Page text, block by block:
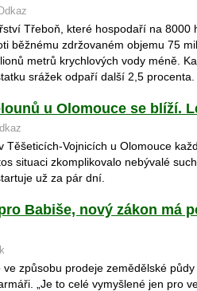
Třeboň, které hospodaří na 8000
běžnému zdržovaném objemu 75
metrů krychlových vody méně.
srážek odpaří další 2,5 procenta.
u Olomouce se blíží.
Těšeticích-Vojnicích u Olomouce
situaci zkomplikovalo nebývalé
už za pár dní.
Babiše, nový zákon má
ve způsobu prodeje zemědělské
„Je to celé vymyšlené jen pro